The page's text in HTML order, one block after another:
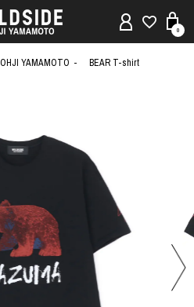
0
YAMAMOTO BEAR T-shirt